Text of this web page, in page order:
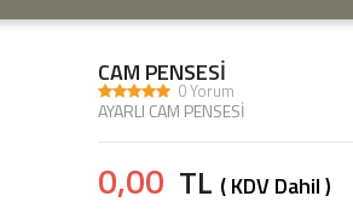
CAM PENSESİ
0 Yorum
AYARLI CAM PENSESİ
0,00 TL ( KDV Dahil )